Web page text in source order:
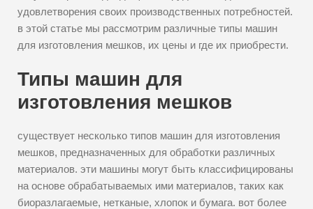
удовлетворения своих производственных потребностей.
в этой статье мы рассмотрим различные типы машин
для изготовления мешков, их цены и где их приобрести.
Типы машин для
изготовления мешков
существует несколько типов машин для изготовления
мешков, предназначенных для обработки различных
материалов. эти машины могут быть классифицированы
на основе обрабатываемых ими материалов, таких как
биоразлагаемые, нетканые, хлопок и бумага. вот более